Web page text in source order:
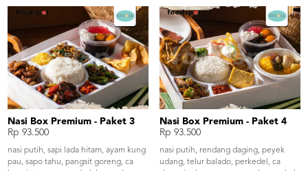
Nasi Box Premium - Paket 3
Rp 93.500
nasi putih, sapi lada hitam, ayam kung
pau, sapo tahu, pangsit goreng, ca
Nasi Box Premium - Paket 4
Rp 93.500
nasi putih, rendang daging, peyek
udang, telur balado, perkedel, ca